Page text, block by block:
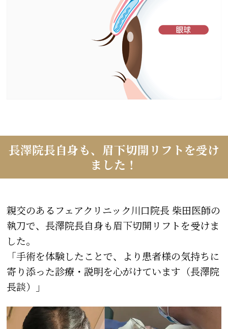
長澤院長自身も、眉下切開リフトを受け
ました！
親交のあるフェアクリニック川口院長 柴田医師の
執刀で、長澤院長自身も眉下切開リフトを受けま
した。
「手術を体験したことで、より患者様の気持ちに
寄り添った診療・説明を心がけています（長澤院
長談）」